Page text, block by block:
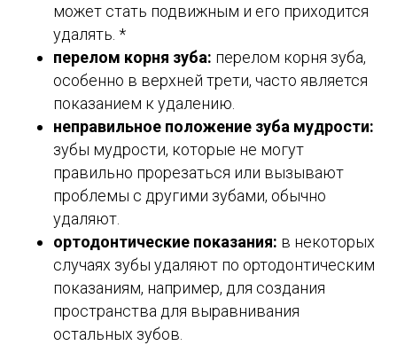
может стать подвижным и его приходится
удалять. *
перелом корня зуба: перелом корня зуба,
особенно в верхней трети, часто является
показанием к удалению.
неправильное положение зуба мудрости:
зубы мудрости, которые не могут
правильно прорезаться или вызывают
проблемы с другими зубами, обычно
удаляют.
ортодонтические показания: в некоторых
случаях зубы удаляют по ортодонтическим
показаниям, например, для создания
пространства для выравнивания
остальных зубов.